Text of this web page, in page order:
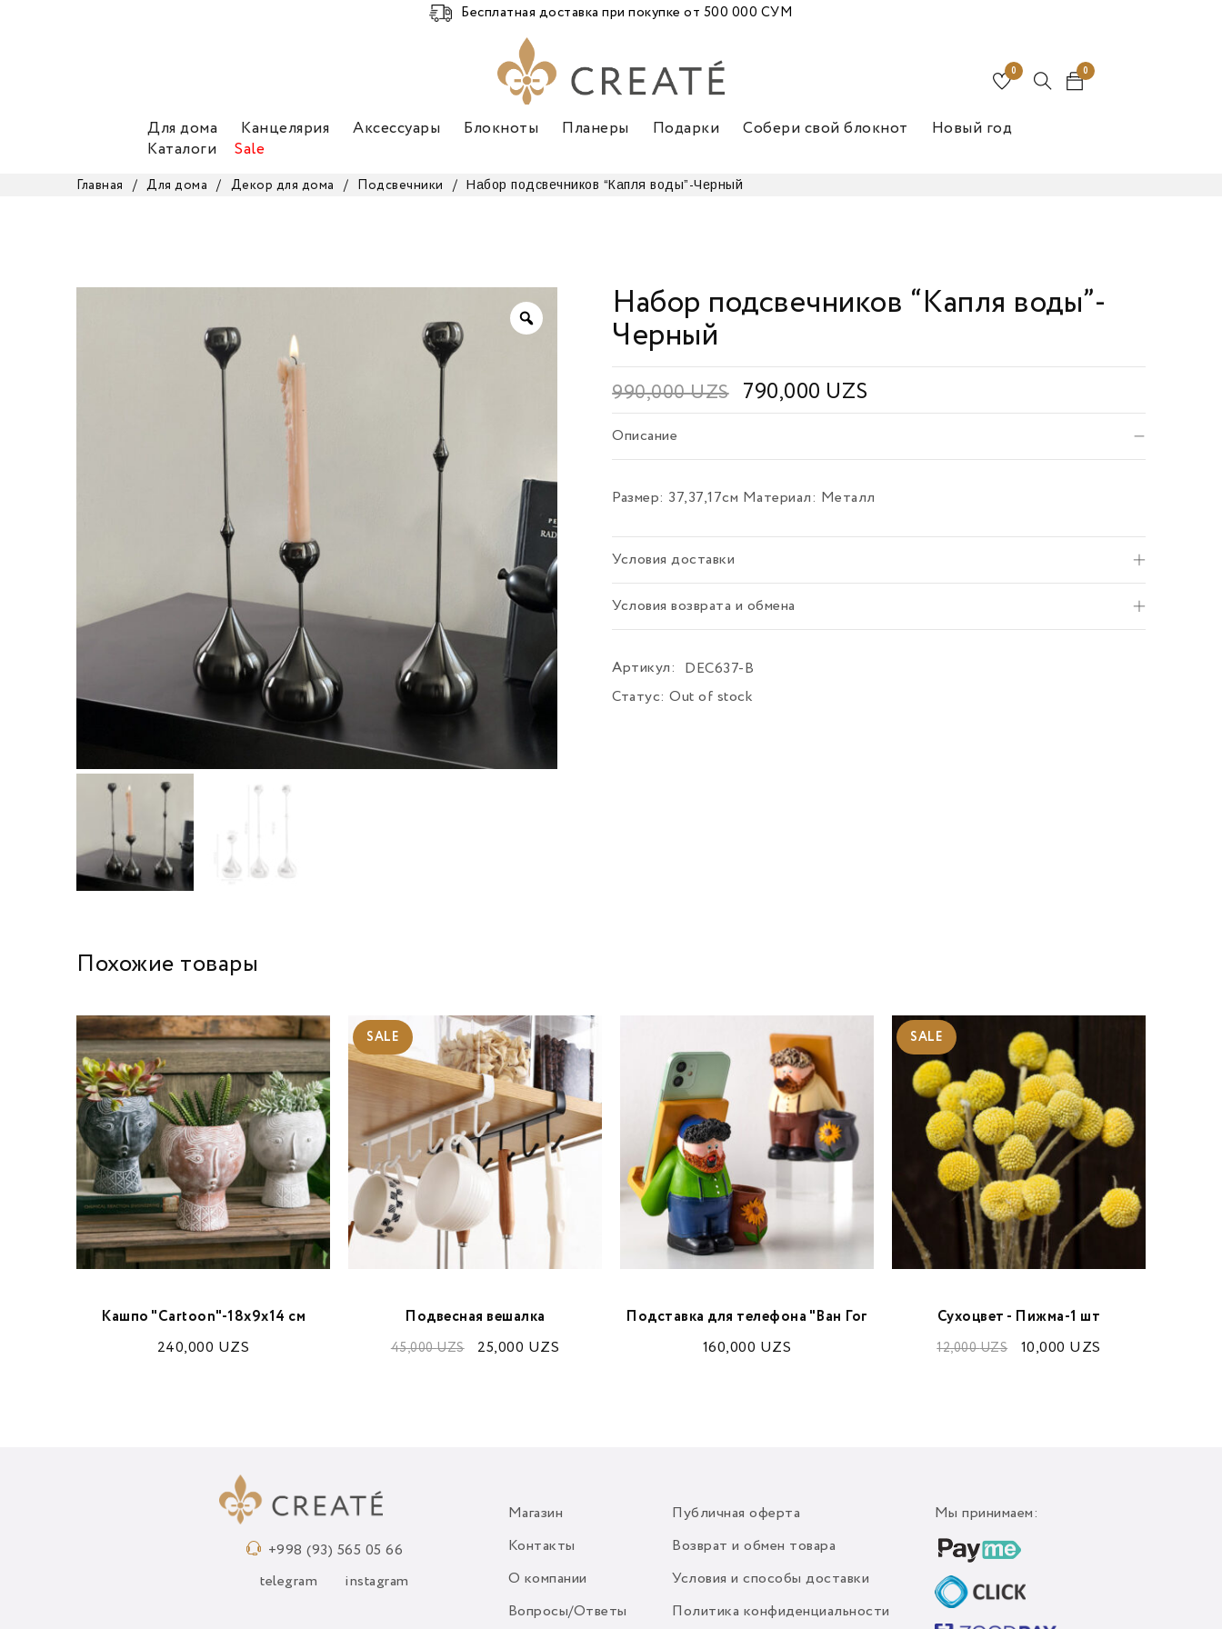
Бесплатная доставка при покупке от 500 000 СУМ
0
0
Для дома Канцелярия Аксессуары Блокноты Планеры Подарки Собери свой блокнот
Новый год
Каталоги
Sale
Главная / Для дома / Декор для дома / Подсвечники / Набор подсвечников “Капля воды”-Черный
Набор подсвечников “Капля воды”-
Черный
990,000UZS 790,000 UZS
Описание
Размер: 37,37,17см Материал: Металл
Условия доставки
Условия возврата и обмена
Артикул:
DEC637-B
Статус: Out of stock
Похожие товары
Кашпо "Cartoon"-18х9х14 см
240,000 UZS
SALE
Подвесная вешалка
45,000UZS 25,000 UZS
Подставка для телефона "Ван Гог
160,000 UZS
SALE
Сухоцвет - Пижма-1 шт
12,000UZS 10,000 UZS
+998 (93) 565 05 66
telegram instagram
Магазин
Контакты
О компании
Вопросы/Ответы
Публичная оферта
Возврат и обмен товара
Условия и способы доставки
Политика конфиденциальности
Мы принимаем: